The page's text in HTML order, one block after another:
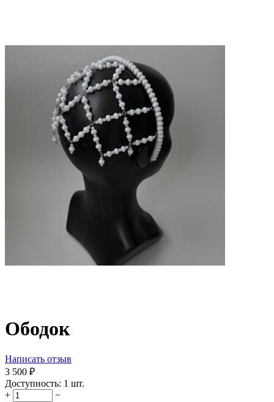
Ободок
Написать отзыв
3 500 ₽
Доступность: 1 шт.
+
−